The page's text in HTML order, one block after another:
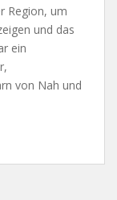
Region, um
und das
ein
von Nah und